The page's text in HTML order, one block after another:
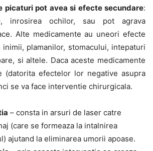
picaturi pot avea si efecte secundare:
inrosirea ochilor, sau pot agrava
Alte medicamente au uneori efecte
inimii, plamanilor, stomacului, intepaturi
si altele. Daca aceste medicamente
(datorita efectelor lor negative asupra
se va face interventie chirurgicala.
– consta in arsuri de laser catre
(care se formeaza la intalnirea
ajutand la eliminarea umorii apoase.